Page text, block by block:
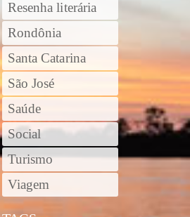
Resenha literária
Rondônia
Santa Catarina
São José
Saúde
Social
Turismo
Viagem